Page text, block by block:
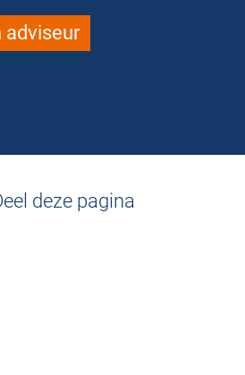
adviseur
deze pagina